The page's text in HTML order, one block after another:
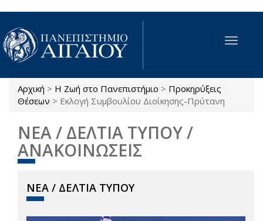
Παράκαμψη προς το κυρίως περιεχόμενο
Toggle
Είστε εδώ
Αρχική > Η Ζωή στο Πανεπιστήμιο > Προκηρύξεις
Θέσεων > Εκλογή Συμβουλίου Διοίκησης-Πρύτανη
ΝΕΑ / ΔΕΛΤΙΑ ΤΥΠΟΥ /
ΑΝΑΚΟΙΝΩΣΕΙΣ
ΝΕΑ / ΔΕΛΤΙΑ ΤΥΠΟΥ